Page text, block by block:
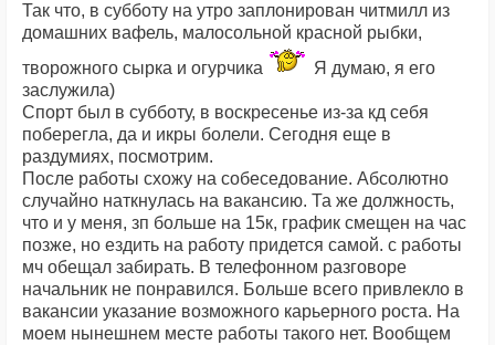
Так что, в субботу на утро заплонирован читмилл из
домашних вафель, малосольной красной рыбки,
творожного сырка и огурчика
Я думаю, я его
заслужила)
Спорт был в субботу, в воскресенье из-за кд себя
поберегла, да и икры болели. Сегодня еще в
раздумиях, посмотрим.
После работы схожу на собеседование. Абсолютно
случайно наткнулась на вакансию. Та же должность,
что и у меня, зп больше на 15к, график смещен на час
позже, но ездить на работу придется самой. с работы
мч обещал забирать. В телефонном разговоре
начальник не понравился. Больше всего привлекло в
вакансии указание возможного карьерного роста. На
моем нынешнем месте работы такого нет. Вообщем